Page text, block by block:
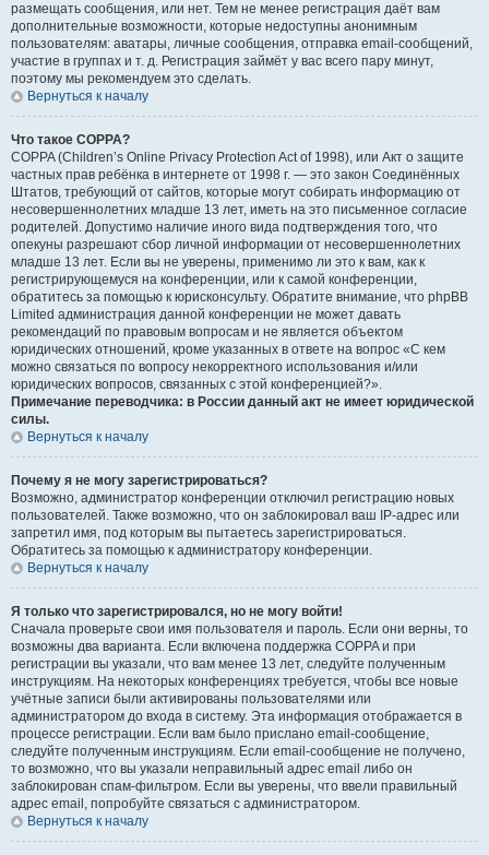
размещать сообщения, или нет. Тем не менее регистрация даёт вам
дополнительные возможности, которые недоступны анонимным
пользователям: аватары, личные сообщения, отправка email-сообщений,
участие в группах и т. д. Регистрация займёт у вас всего пару минут,
поэтому мы рекомендуем это сделать.
Вернуться к началу
Что такое COPPA?
COPPA (Children’s Online Privacy Protection Act of 1998), или Акт о защите
частных прав ребёнка в интернете от 1998 г. — это закон Соединённых
Штатов, требующий от сайтов, которые могут собирать информацию от
несовершеннолетних младше 13 лет, иметь на это письменное согласие
родителей. Допустимо наличие иного вида подтверждения того, что
опекуны разрешают сбор личной информации от несовершеннолетних
младше 13 лет. Если вы не уверены, применимо ли это к вам, как к
регистрирующемуся на конференции, или к самой конференции,
обратитесь за помощью к юрисконсульту. Обратите внимание, что phpBB
Limited администрация данной конференции не может давать
рекомендаций по правовым вопросам и не является объектом
юридических отношений, кроме указанных в ответе на вопрос «С кем
можно связаться по вопросу некорректного использования и/или
юридических вопросов, связанных с этой конференцией?».
Примечание переводчика: в России данный акт не имеет юридической
силы.
Вернуться к началу
Почему я не могу зарегистрироваться?
Возможно, администратор конференции отключил регистрацию новых
пользователей. Также возможно, что он заблокировал ваш IP-адрес или
запретил имя, под которым вы пытаетесь зарегистрироваться.
Обратитесь за помощью к администратору конференции.
Вернуться к началу
Я только что зарегистрировался, но не могу войти!
Сначала проверьте свои имя пользователя и пароль. Если они верны, то
возможны два варианта. Если включена поддержка COPPA и при
регистрации вы указали, что вам менее 13 лет, следуйте полученным
инструкциям. На некоторых конференциях требуется, чтобы все новые
учётные записи были активированы пользователями или
администратором до входа в систему. Эта информация отображается в
процессе регистрации. Если вам было прислано email-сообщение,
следуйте полученным инструкциям. Если email-сообщение не получено,
то возможно, что вы указали неправильный адрес email либо он
заблокирован спам-фильтром. Если вы уверены, что ввели правильный
адрес email, попробуйте связаться с администратором.
Вернуться к началу